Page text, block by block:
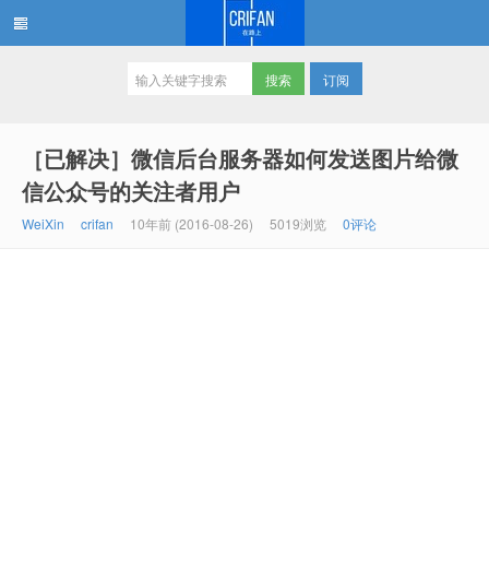
订阅
［已解决］微信后台服务器如何发送图片给微
信公众号的关注者用户
WeiXin crifan 10年前 (2016-08-26) 5019浏览 0评论